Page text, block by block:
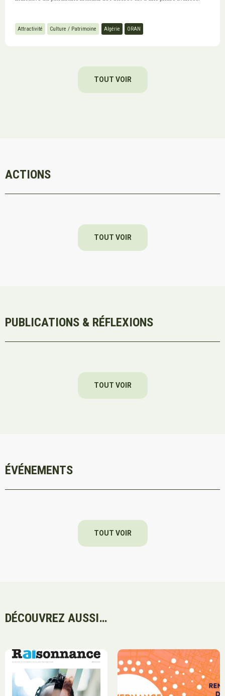
Attractivité Culture / Patrimoine Algérie ORAN
TOUT VOIR
ACTIONS
TOUT VOIR
PUBLICATIONS & RÉFLEXIONS
TOUT VOIR
ÉVÉNEMENTS
TOUT VOIR
DÉCOUVREZ AUSSI…